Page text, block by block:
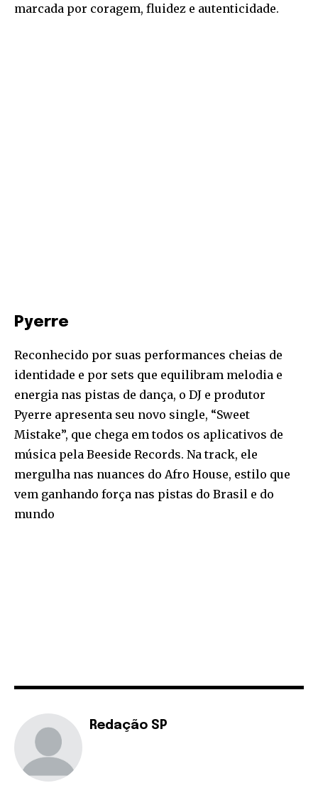
marcada por coragem, fluidez e autenticidade.
Pyerre
Reconhecido por suas performances cheias de
identidade e por sets que equilibram melodia e
energia nas pistas de dança, o DJ e produtor
Pyerre apresenta seu novo single, “Sweet
Mistake”, que chega em todos os aplicativos de
música pela Beeside Records. Na track, ele
mergulha nas nuances do Afro House, estilo que
vem ganhando força nas pistas do Brasil e do
mundo
Redação SP